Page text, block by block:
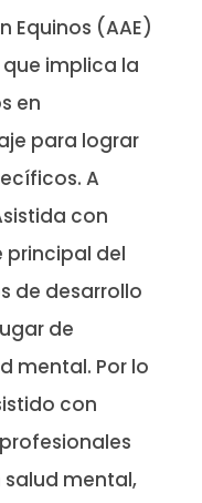
Equinos (AAE)
implica la
en
para lograr
A
con
principal del
de desarrollo
de
mental. Por lo
con
mental,